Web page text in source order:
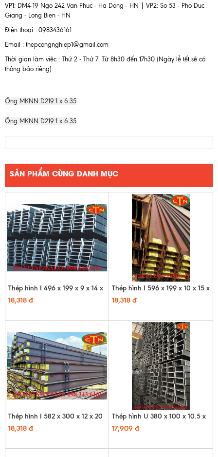
VP1: DM4-19 Ngo 242 Van Phuc - Ha Dong - HN | VP2: So 53 - Pho Duc
Giang - Long Bien - HN
Điện thoại : 0983436161
Email : thepcongnghiep1@gmail.com
Thời gian làm việc : Thứ 2 - Thứ 7: Từ 8h30 đến 17h30 (Ngày lễ tết sẽ có
thông báo riêng)
Ống MKNN D219.1 x 6.35
Ống MKNN D219.1 x 6.35
SẢN PHẨM CÙNG DANH MỤC
Thép hình I 496 x 199 x 9 x 14 x
12m
18,318 đ
Thép hình I 596 x 199 x 10 x 15 x
12m
18,318 đ
Thép hình I 582 x 300 x 12 x 20
x 12m
18,318 đ
Thép hình U 380 x 100 x 10.5 x
16 x 12m - HQ
17,909 đ